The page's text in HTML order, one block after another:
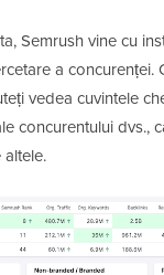
Semrush vine cu
a concurenței.
vedea cuvintele
concurentului dvs.,